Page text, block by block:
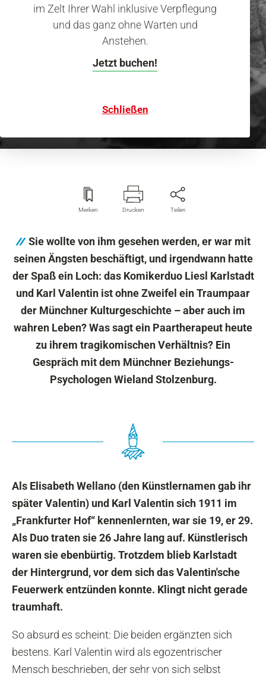
im Zelt Ihrer Wahl inklusive Verpflegung
und das ganz ohne Warten und
Anstehen.
Jetzt buchen!
Schließen
Karl Valentin & Liesl Karlstadt
Kein Wunder, dass die
Merken Drucken Teilen
Sie wollte von ihm gesehen werden, er war mit
seinen Ängsten beschäftigt, und irgendwann hatte
der Spaß ein Loch: das Komikerduo Liesl Karlstadt
und Karl Valentin ist ohne Zweifel ein Traumpaar
der Münchner Kulturgeschichte – aber auch im
wahren Leben? Was sagt ein Paartherapeut heute
zu ihrem tragikomischen Verhältnis? Ein
Gespräch mit dem Münchner Beziehungs-
Psychologen Wieland Stolzenburg.
Als Elisabeth Wellano (den Künstlernamen gab ihr
später Valentin) und Karl Valentin sich 1911 im
„Frankfurter Hof“ kennenlernten, war sie 19, er 29.
Als Duo traten sie 26 Jahre lang auf. Künstlerisch
waren sie ebenbürtig. Trotzdem blieb Karlstadt
der Hintergrund, vor dem sich das Valentin'sche
Feuerwerk entzünden konnte. Klingt nicht gerade
traumhaft.
So absurd es scheint: Die beiden ergänzten sich
bestens. Karl Valentin wird als egozentrischer
Mensch beschrieben, der sehr von sich selbst